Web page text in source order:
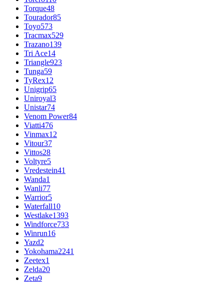
Torque48
Tourador85
Toyo573
Tracmax529
Trazano139
Tri Ace14
Triangle923
Tunga59
TyRex12
Unigrip65
Uniroyal3
Unistar74
Venom Power84
Viatti476
Vinmax12
Vitour37
Vittos28
Voltyre5
Vredestein41
Wanda1
Wanli77
Warrior5
Waterfall10
Westlake1393
Windforce733
Winrun16
Yazd2
Yokohama2241
Zeetex1
Zelda20
Zeta9